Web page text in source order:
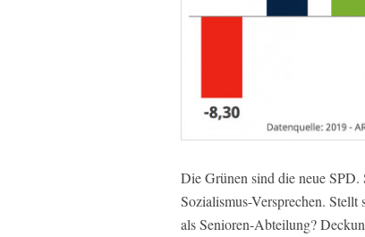
Die Grünen sind die neue SPD.
Sozialismus-Versprechen.
als Senioren-Abteilung?